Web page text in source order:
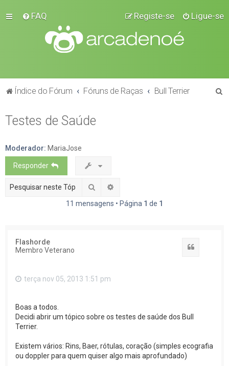
FAQ Ligue-se
Registe-se
Índice do Fórum Fóruns de Raças Bull Terrier
Testes de Saúde
Moderador: MariaJose
Responder
Pesquisar
11 mensagens • Página 1 de 1
Flashorde
Membro Veterano
terça nov 05, 2013 1:51 pm
Boas a todos.
Decidi abrir um tópico sobre os testes de saúde dos Bull
Terrier.
Existem vários: Rins, Baer, rótulas, coração (simples ecografia
ou doppler para quem quiser algo mais aprofundado)